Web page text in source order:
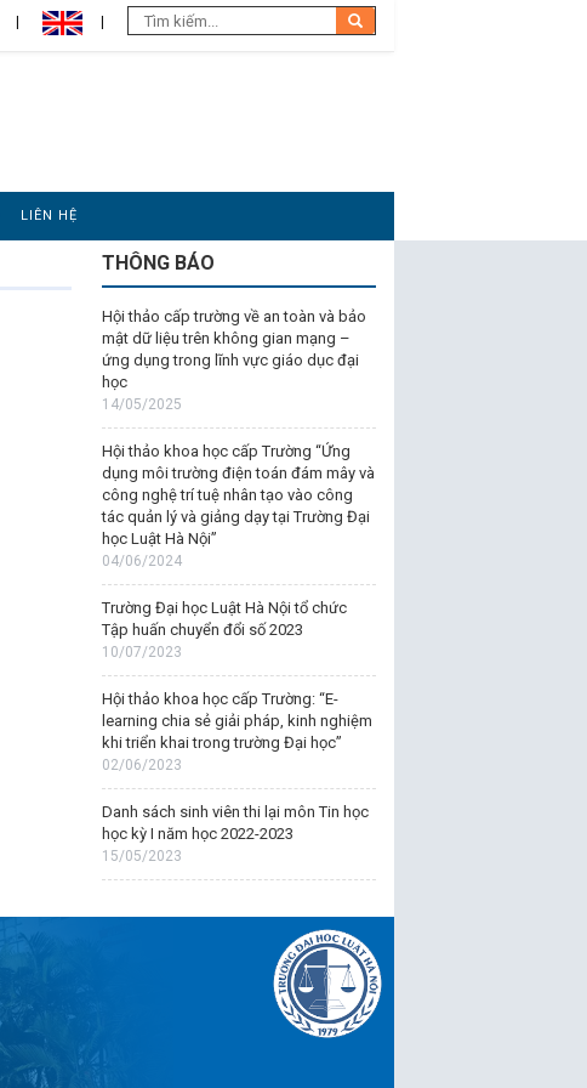
LIÊN HỆ
THÔNG BÁO
Hội thảo cấp trường về an toàn và bảo
mật dữ liệu trên không gian mạng –
ứng dụng trong lĩnh vực giáo dục đại
học
14/05/2025
Hội thảo khoa học cấp Trường “Ứng
dụng môi trường điện toán đám mây và
công nghệ trí tuệ nhân tạo vào công
tác quản lý và giảng dạy tại Trường Đại
học Luật Hà Nội”
04/06/2024
Trường Đại học Luật Hà Nội tổ chức
Tập huấn chuyển đổi số 2023
10/07/2023
Hội thảo khoa học cấp Trường: “E-
learning chia sẻ giải pháp, kinh nghiệm
khi triển khai trong trường Đại học”
02/06/2023
Danh sách sinh viên thi lại môn Tin học
học kỳ I năm học 2022-2023
15/05/2023